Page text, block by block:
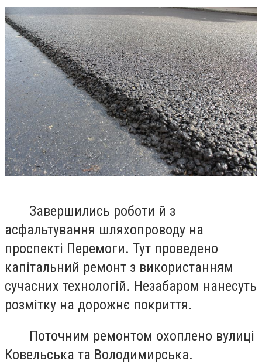
Завершились роботи й з
асфальтування шляхопроводу на
проспекті Перемоги. Тут проведено
капітальний ремонт з використанням
сучасних технологій. Незабаром нанесуть
розмітку на дорожнє покриття.
Поточним ремонтом охоплено вулиці
Ковельська та Володимирська.